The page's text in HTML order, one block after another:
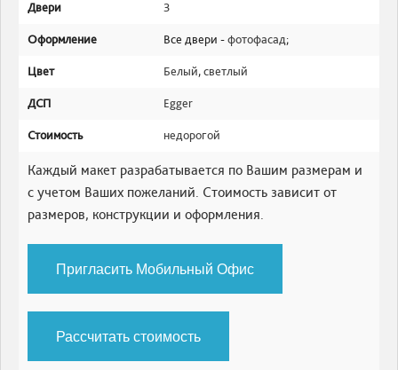
Двери 3
Оформление Все двери -фотофасад;
Цвет Белый,светлый
ДСП Egger
Стоимость недорогой
Каждый макет разрабатывается по Вашим размерам и
с учетом Ваших пожеланий. Стоимость зависит от
размеров, конструкции и оформления.
Пригласить Мобильный Офис
Рассчитать стоимость